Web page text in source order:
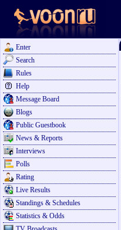
Enter
Search
Rules
Help
Message Board
Blogs
Public Guestbook
News & Reports
Interviews
Polls
Rating
Live Results
Standings & Schedules
Statistics & Odds